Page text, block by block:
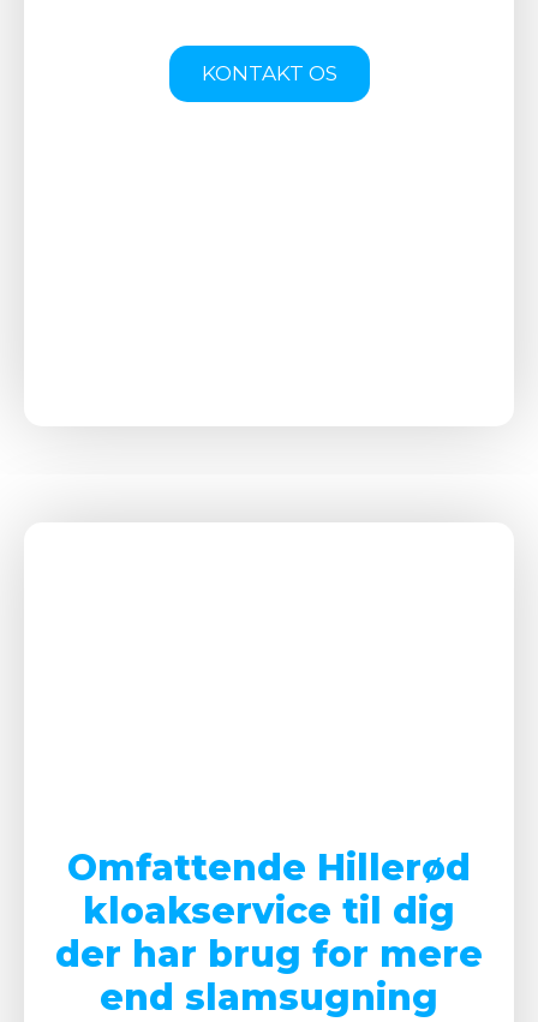
KONTAKT OS
Omfattende Hillerød
kloakservice til dig
der har brug for mere
end slamsugning